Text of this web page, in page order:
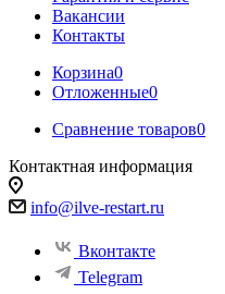
Вакансии
Контакты
Корзина0
Отложенные0
Сравнение товаров0
Контактная информация
info@ilve-restart.ru
Вконтакте
Telegram